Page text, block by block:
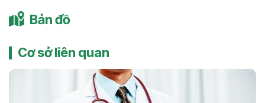
Bản đồ
Cơ sở liên quan